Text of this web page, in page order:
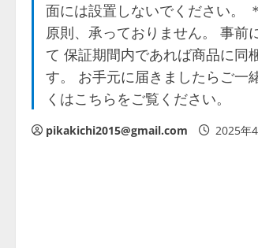
面には設置しないでください。
原則、承っておりません。 事前
て 保証期間内であれば商品に同
す。 お手元に届きましたらご一
くはこちらをご覧ください。
pikakichi2015@gmail.com 2025年